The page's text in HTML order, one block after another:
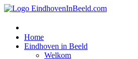
Home
Eindhoven in Beeld
Welkom